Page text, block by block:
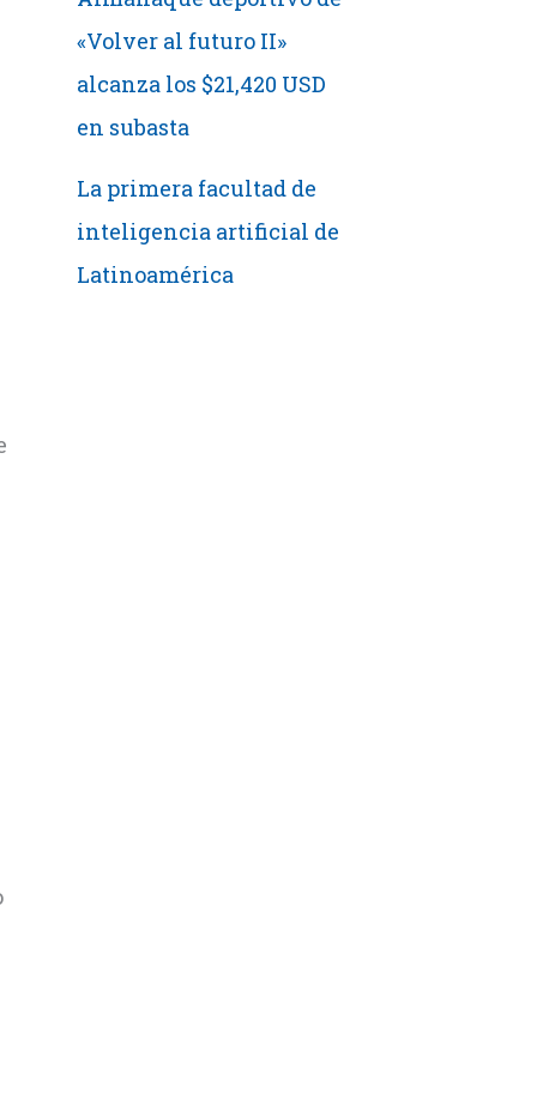
«Volver al futuro II»
alcanza los $21,420 USD
en subasta
La primera facultad de
inteligencia artificial de
Latinoamérica